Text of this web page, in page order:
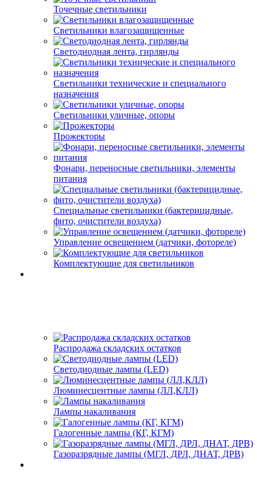
Точечные светильники
Светильники влагозащищенные
Светодиодная лента, гирлянды
Светильники технические и специального
назначения
Светильники уличные, опоры
Прожекторы
Фонари, переносные светильники, элементы
питания
Специальные светильники (бактерицидные,
фито, очистители воздуха)
Управление освещением (датчики, фотореле)
Комплектующие для светильников
Распродажа складских остатков
Светодиодные лампы (LED)
Люминесцентные лампы (ЛЛ,КЛЛ)
Лампы накаливания
Галогенные лампы (КГ, КГМ)
Газоразрядные лампы (МГЛ, ДРЛ, ДНАТ, ДРВ)